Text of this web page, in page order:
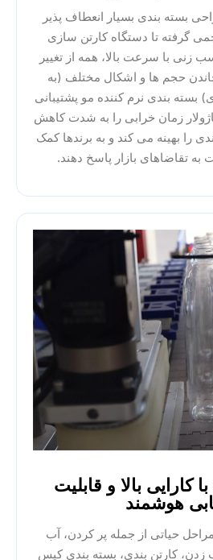
بسته بندی بسیار انعطاف پذیر
گرفته تا دستگاه کارتن سازی
زنی با سرعت بالا، همه از تغییر
حجم ها و اشکال مختلف (به
بسته بندی نرم کننده مو پشتیبانی
زمان خرابی را به شدت کاهش
را بهینه می کند و به برندها کمک
تقاضاهای بازار پاسخ دهند.
کارایی بالا و قابلیت
هوشمند
حیاتی از جمله پر کردن، آب
کارتن بندی، بسته بندی کیس